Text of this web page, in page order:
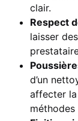
clair.
Respect
laisser
d’un
affecter